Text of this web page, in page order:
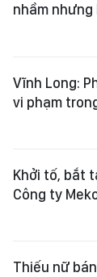
nhầm
Vĩnh Long:
vi phạm
Khởi tố, bắt
Công ty
Thiếu nữ